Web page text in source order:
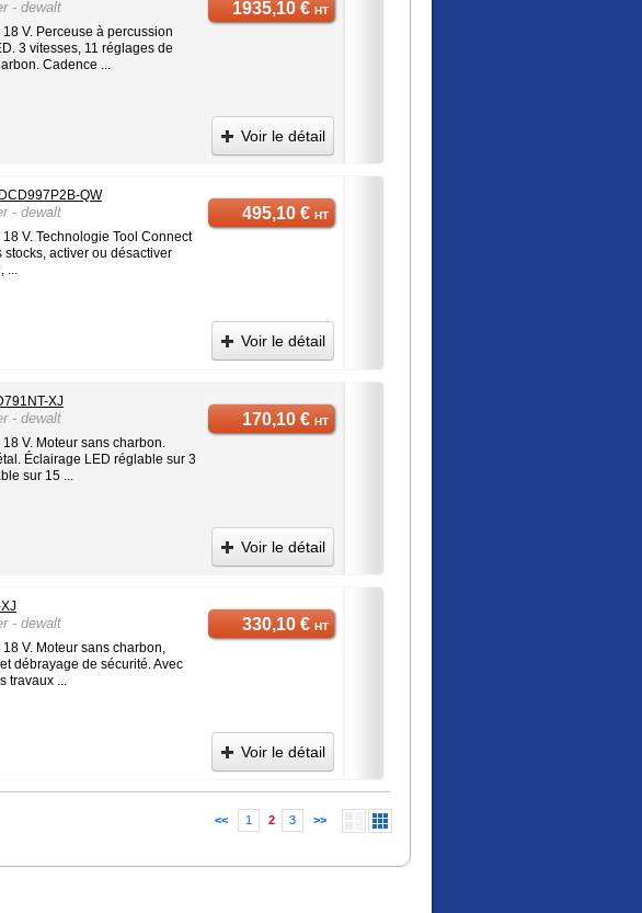
- dewalt
V. Perceuse à percussion
3 vitesses, 11 réglages de
Cadence ...
1935,10 €HT
Voir le détail
QW
- dewalt
V. Technologie Tool Connect
activer ou désactiver
...
495,10 €HT
Voir le détail
XJ
- dewalt
V. Moteur sans charbon.
Éclairage LED réglable sur 3
sur 15 ...
170,10 €HT
Voir le détail
- dewalt
V. Moteur sans charbon,
débrayage de sécurité. Avec
travaux ...
330,10 €HT
Voir le détail
<< 1 2 3 >>